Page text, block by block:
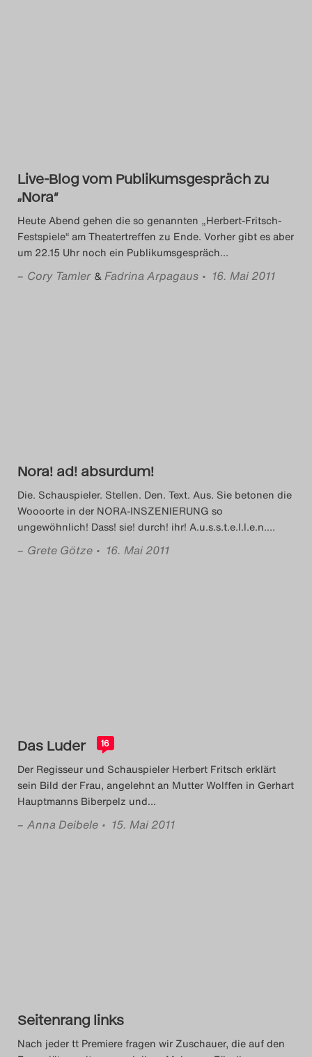
2023
Das Theatertreffen-Blog
2024
Das Theatertreffen-Blog
2025
Search
Live-Blog vom Publikumsgespräch zu
„Nora“
Heute Abend gehen die so genannten „Herbert-Fritsch-
Festspiele“ am Theatertreffen zu Ende. Vorher gibt es aber
um 22.15 Uhr noch ein Publikumsgespräch…
– Cory Tamler &Fadrina Arpagaus • 16. Mai 2011
Nora! ad! absurdum!
Die. Schauspieler. Stellen. Den. Text. Aus. Sie betonen die
Woooorte in der NORA-INSZENIERUNG so
ungewöhnlich! Dass! sie! durch! ihr! A.u.s.s.t.e.l.l.e.n.…
– Grete Götze • 16. Mai 2011
Das Luder 16
Der Regisseur und Schauspieler Herbert Fritsch erklärt
sein Bild der Frau, angelehnt an Mutter Wolffen in Gerhart
Hauptmanns Biberpelz und…
– Anna Deibele • 15. Mai 2011
Seitenrang links
Nach jeder tt Premiere fragen wir Zuschauer, die auf den